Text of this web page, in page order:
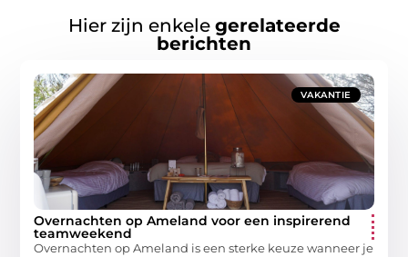
Hier zijn enkele gerelateerde
berichten
VAKANTIE
Overnachten op Ameland voor een inspirerend
teamweekend
Overnachten op Ameland is een sterke keuze wanneer je